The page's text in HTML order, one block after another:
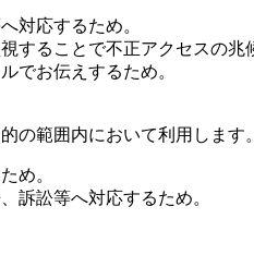
対応するため。
ることで不正アクセスの兆
でお伝えするため。
の範囲内において利用します。
め。
訴訟等へ対応するため。